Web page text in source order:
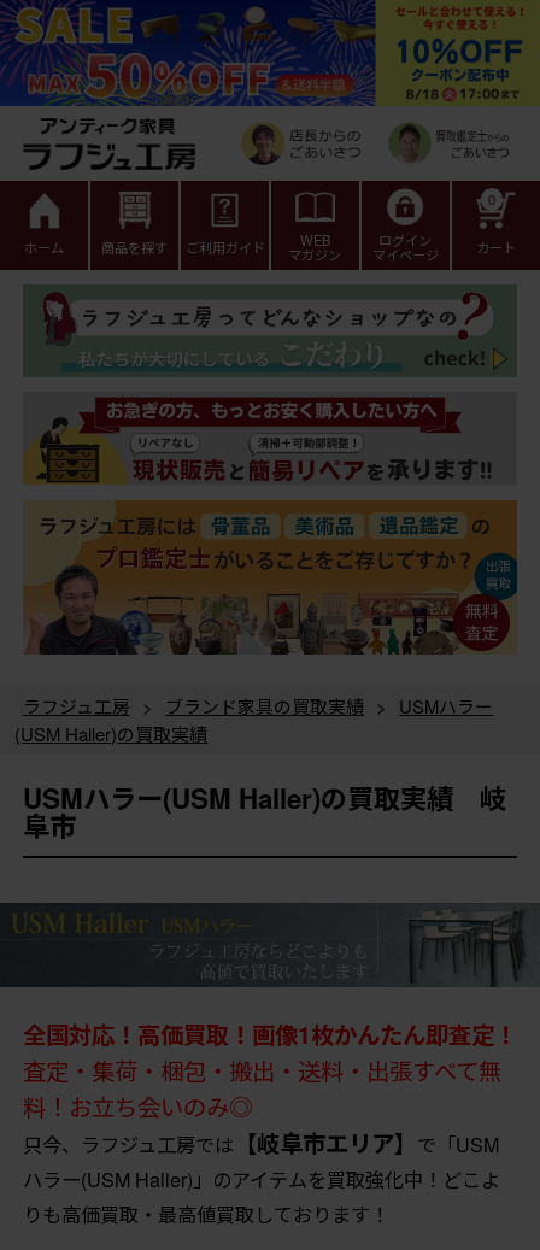
ホーム 商品を探す ご利用ガイド WEB
マガジン
ログイン
マイページ カート
0
ラフジュ工房 > ブランド家具の買取実績 >
USMハラー
(USM Haller)の買取実績
USMハラー(USM Haller)の買取実績 岐
阜市
全国対応！高価買取！画像1枚かんたん即査定！
査定・集荷・梱包・搬出・送料・出張すべて無
料！お立ち会いのみ◎
只今、ラフジュ工房では 【岐阜市エリア】 で「USM
ハラー(USM Haller)」のアイテムを買取強化中！どこよ
りも高価買取・最高値買取しております！